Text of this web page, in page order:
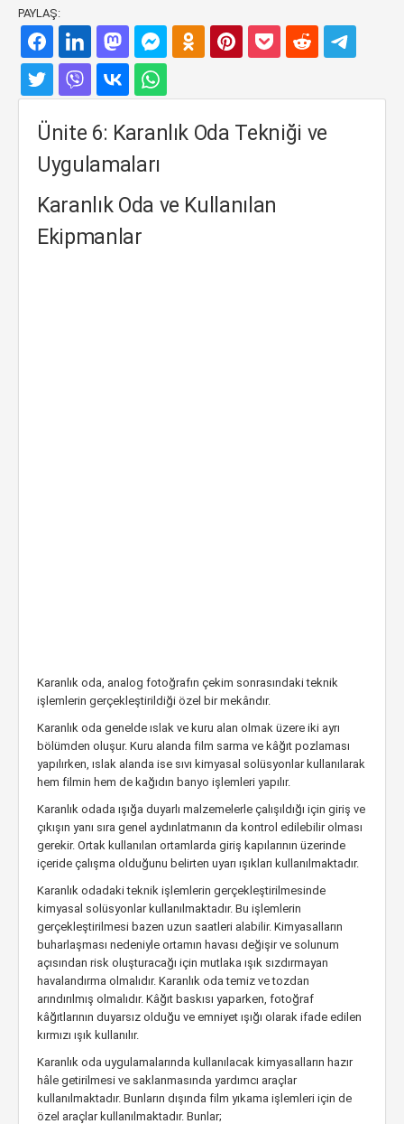
PAYLAŞ:
Ünite 6: Karanlık Oda Tekniği ve
Uygulamaları
Karanlık Oda ve Kullanılan
Ekipmanlar
Karanlık oda, analog fotoğrafın çekim sonrasındaki teknik
işlemlerin gerçekleştirildiği özel bir mekândır.
Karanlık oda genelde ıslak ve kuru alan olmak üzere iki ayrı
bölümden oluşur. Kuru alanda film sarma ve kâğıt pozlaması
yapılırken, ıslak alanda ise sıvı kimyasal solüsyonlar kullanılarak
hem filmin hem de kağıdın banyo işlemleri yapılır.
Karanlık odada ışığa duyarlı malzemelerle çalışıldığı için giriş ve
çıkışın yanı sıra genel aydınlatmanın da kontrol edilebilir olması
gerekir. Ortak kullanılan ortamlarda giriş kapılarının üzerinde
içeride çalışma olduğunu belirten uyarı ışıkları kullanılmaktadır.
Karanlık odadaki teknik işlemlerin gerçekleştirilmesinde
kimyasal solüsyonlar kullanılmaktadır. Bu işlemlerin
gerçekleştirilmesi bazen uzun saatleri alabilir. Kimyasalların
buharlaşması nedeniyle ortamın havası değişir ve solunum
açısından risk oluşturacağı için mutlaka ışık sızdırmayan
havalandırma olmalıdır. Karanlık oda temiz ve tozdan
arındırılmış olmalıdır. Kâğıt baskısı yaparken, fotoğraf
kâğıtlarının duyarsız olduğu ve emniyet ışığı olarak ifade edilen
kırmızı ışık kullanılır.
Karanlık oda uygulamalarında kullanılacak kimyasalların hazır
hâle getirilmesi ve saklanmasında yardımcı araçlar
kullanılmaktadır. Bunların dışında film yıkama işlemleri için de
özel araçlar kullanılmaktadır. Bunlar;